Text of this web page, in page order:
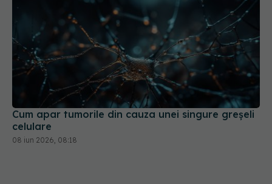
Cum apar tumorile din cauza unei singure greșeli
celulare
08 iun 2026, 08:18